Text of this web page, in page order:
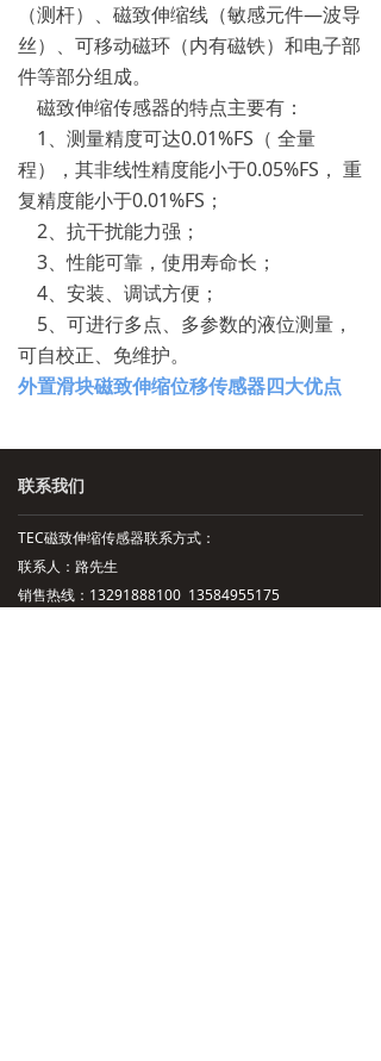
（测杆）、磁致伸缩线（敏感元件—波导
丝）、可移动磁环（内有磁铁）和电子部
件等部分组成。
磁致伸缩传感器的特点主要有：
1、测量精度可达0.01%FS（ 全量
程），其非线性精度能小于0.05%FS， 重
复精度能小于0.01%FS；
2、抗干扰能力强；
3、性能可靠，使用寿命长；
4、安装、调试方便；
5、可进行多点、多参数的液位测量，
可自校正、免维护。
外置滑块磁致伸缩位移传感器四大优点
联系我们
TEC磁致伸缩传感器联系方式：
联系人：路先生
销售热线：13291888100 13584955175